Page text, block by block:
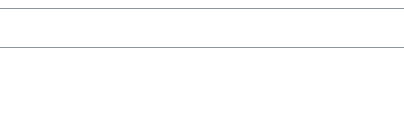
des cours